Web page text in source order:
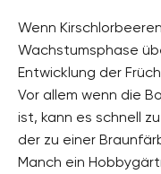
Wenn
Wachstumsphase
Entwicklung der
Vor allem wenn die
ist, kann es schnell
der zu einer
Manch ein